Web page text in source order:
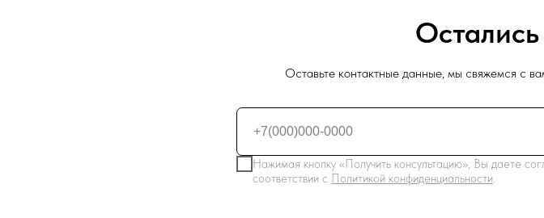
Оставьте контактные данные, мы свяжемся с
Нажимая кнопку «Получить консультацию», Вы даете
соответствии с Политикой конфиденциальности.